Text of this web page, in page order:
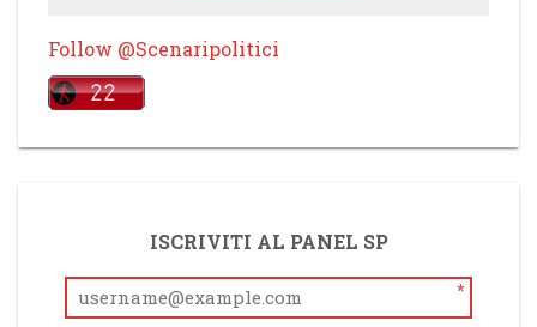
Follow @Scenaripolitici
ISCRIVITI AL PANEL SP
*